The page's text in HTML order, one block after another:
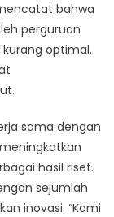
bahwa
perguruan
optimal.
sama dengan
hasil riset.
sejumlah
inovasi. “Kami